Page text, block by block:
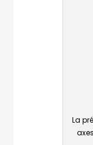
La